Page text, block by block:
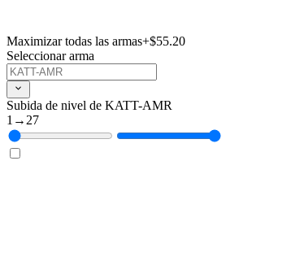
Maximizar todas las armas+$55.20
Seleccionar arma
Subida de nivel de KATT-AMR
1 → 27